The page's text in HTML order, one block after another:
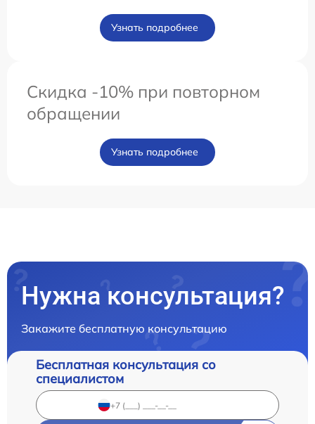
Узнать подробнее
Скидка -10% при повторном
обращении
Узнать подробнее
Нужна консультация?
Закажите бесплатную консультацию
Бесплатная консультация со
специалистом